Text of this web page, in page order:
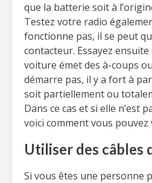
que la batterie soit à
Testez votre radio
fonctionne pas, il se peut
contacteur. Essayez ensuite
voiture émet des à-coups
démarre pas, il y a fort à
soit partiellement ou
Dans ce cas et si elle n’est
voici comment vous pouvez
Utiliser des câbles
Si vous êtes une personne